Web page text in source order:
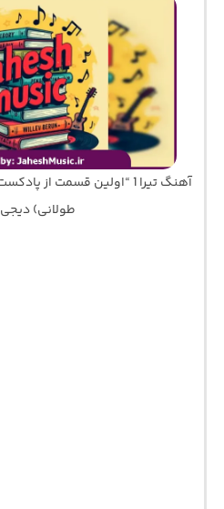
آهنگ تیرا 1 “اولین قسمت از
طولانی)